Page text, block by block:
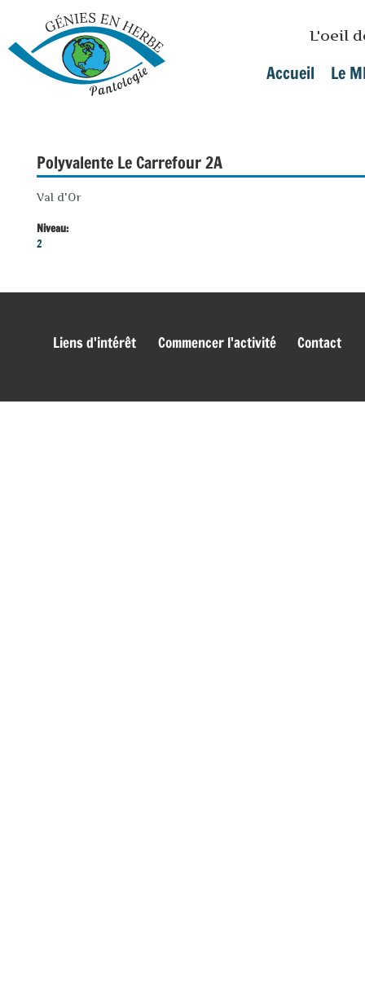
L'oeil
Main menu
Accueil Le
Polyvalente Le Carrefour 2A
Val d'Or
Niveau:
2
Liens d'intérêt Commencer l'activité Contact